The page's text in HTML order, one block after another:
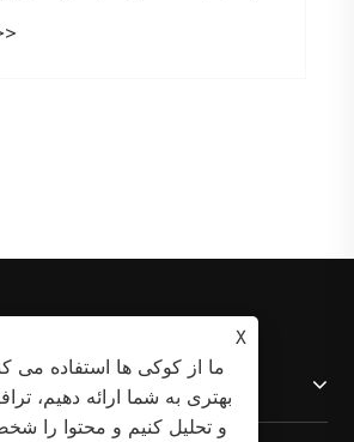
بیشتر
X
ما از کوکی ها استفاده می
بهتری به شما ارائه دهیم،
و تحلیل کنیم و محتوا را